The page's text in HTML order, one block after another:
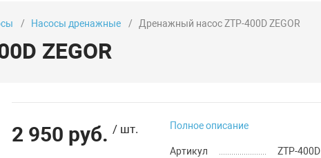
Насосы дренажные Дренажный насос ZTP-400D ZEGOR
ZEGOR
2 950 руб. / шт. Полное описание
Артикул
ZTP-400D